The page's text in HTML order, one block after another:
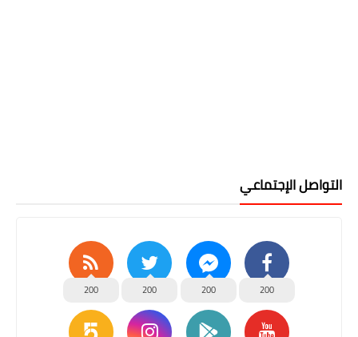
التواصل الإجتماعي
200
200
200
200